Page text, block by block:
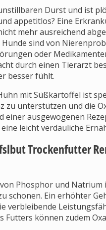
Durst und ist
appetitlos? Eine
mehr ausreichend
sind von
oder
durch einen Tierarzt
besser fühlt.
mit Süßkartoffel ist
zu unterstützen und die
einer ausgewogenen
leicht verdauliche
Trockenfutter
Phosphor und
schonen. Ein erhöhter
verbleibende
Futters können zudem